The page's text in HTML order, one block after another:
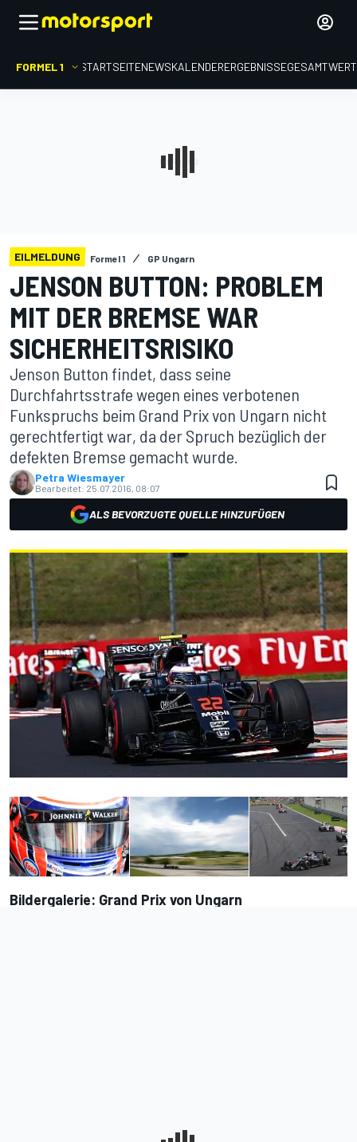
FORMEL 1 STARTSEITENEWSKALENDERERGEBNISSE
EILMELDUNG Formel 1 GP Ungarn
JENSON BUTTON: PROBLEM
MIT DER BREMSE WAR
SICHERHEITSRISIKO
Jenson Button findet, dass seine
Durchfahrtsstrafe wegen eines verbotenen
Funkspruchs beim Grand Prix von Ungarn nicht
gerechtfertigt war, da der Spruch bezüglich der
defekten Bremse gemacht wurde.
Petra Wiesmayer
Bearbeitet: 25.07.2016, 08:07
ALS BEVORZUGTE QUELLE HINZUFÜGEN
Bildergalerie: Grand Prix von Ungarn